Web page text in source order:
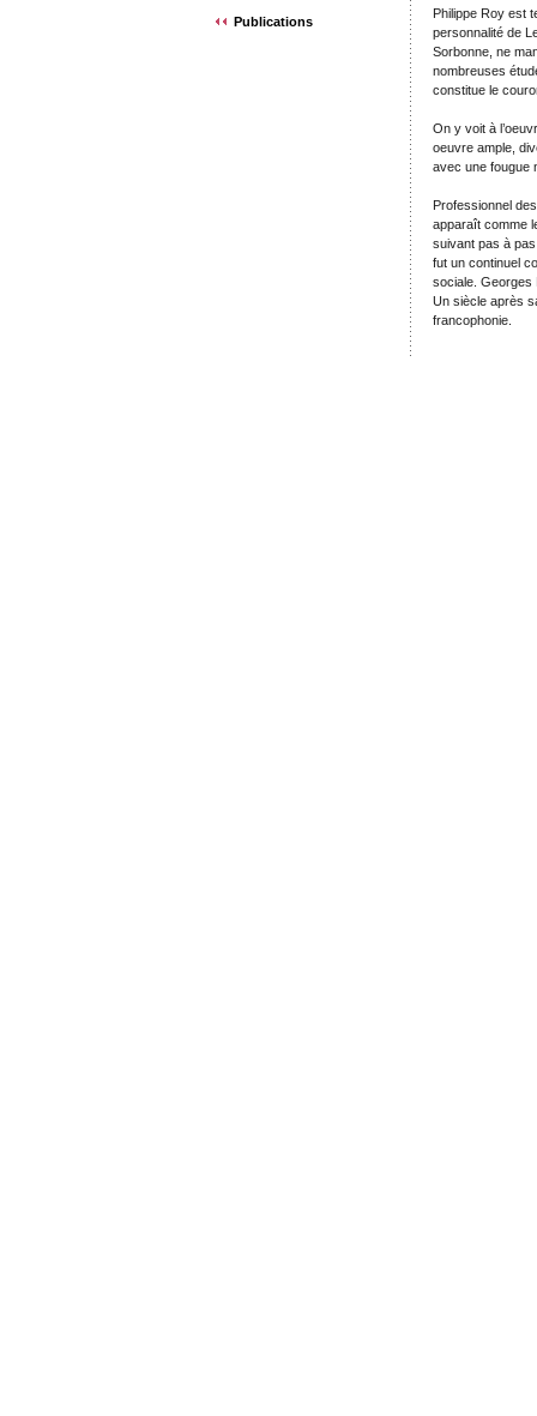
Publications
Philippe Roy est
personnalité de
Sorbonne, ne
nombreuses
constitue le
On y voit à
oeuvre ample,
avec une fougue
Professionnel
apparaît comme
suivant pas à
fut un continuel
sociale. Georges
Un siècle après
francophonie.